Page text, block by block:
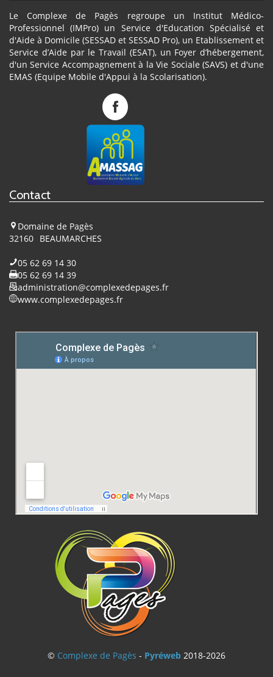
Le Complexe de Pagès regroupe un Institut Médico-
Professionnel (IMPro) un Service d'Education Spécialisé et
d'Aide à Domicile (SESSAD et SESSAD Pro), un Etablissement et
Service d’Aide par le Travail (ESAT), un Foyer d’hébergement,
d'un Service Accompagnement à la Vie Sociale (SAVS) et d'une
EMAS (Equipe Mobile d'Appui à la Scolarisation).
Complexe
Pagès
sur
Contact
Domaine de Pagès
32160 BEAUMARCHES
05 62 69 14 30
05 62 69 14 39
administration@complexedepages.fr
www.complexedepages.fr
© Complexe de Pagès - Pyréweb2018-2026